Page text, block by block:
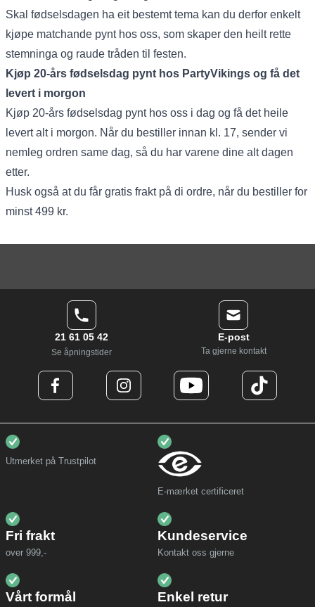
Skal fødselsdagen ha eit bestemt tema kan du derfor enkelt
kjøpe matchande pynt hos oss, som skaper den heilt rette
stemninga og raude tråden til festen.
Kjøp 20-års fødselsdag pynt hos PartyVikings og få det
levert i morgon
Kjøp 20-års fødselsdag pynt hos oss i dag og få det heile
levert alt i morgon. Når du bestiller innan kl. 17, sender vi
nemleg ordren same dag, så du har varene dine alt dagen
etter.
Husk også at du får gratis frakt på di ordre, når du bestiller for
minst 499 kr.
21 61 05 42
Se åpningstider
E-post
Ta gjerne kontakt
Utmerket på Trustpilot
E-mærket certificeret
Fri frakt
over 999,-
Kundeservice
Kontakt oss gjerne
Vårt formål Enkel retur